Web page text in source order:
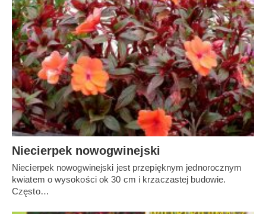
Niecierpek nowogwinejski
Niecierpek nowogwinejski jest przepięknym jednorocznym
kwiatem o wysokości ok 30 cm i krzaczastej budowie.
Często…